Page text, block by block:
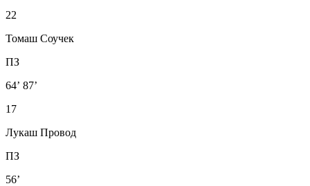
22
Томаш Соучек
ПЗ
64’ 87’
17
Лукаш Провод
ПЗ
56’